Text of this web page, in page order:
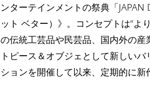
ンターテインメントの祭典「JAPAN
ット ベター）》。コンセプトは“よ
の伝統工芸品や民芸品、国内外の
トピース＆オブジェとして新しい
ションを開催して以来、定期的に